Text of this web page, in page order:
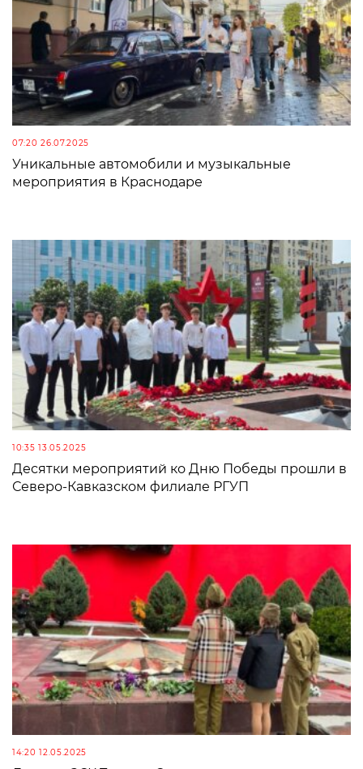
07:20 26.07.2025
Уникальные автомобили и музыкальные
мероприятия в Краснодаре
10:35 13.05.2025
Десятки мероприятий ко Дню Победы прошли в
Северо-Кавказском филиале РГУП
14:20 12.05.2025